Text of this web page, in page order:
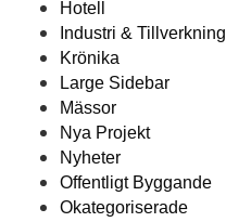
Hotell
Industri & Tillverkning
Krönika
Large Sidebar
Mässor
Nya Projekt
Nyheter
Offentligt Byggande
Okategoriserade